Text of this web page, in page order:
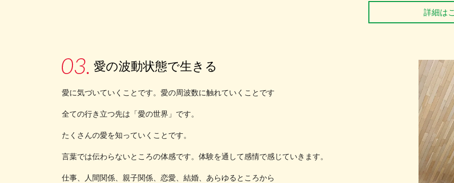
詳細は
愛の波動状態で生きる
愛に気づいていくことです。愛の周波数に触れていくことです
全ての行き立つ先は「愛の世界」です。
たくさんの愛を知っていくことです。
言葉では伝わらないところの体感です。体験を通して感情で感じていきます。
仕事、人間関係、親子関係、恋愛、結婚、あらゆるところから